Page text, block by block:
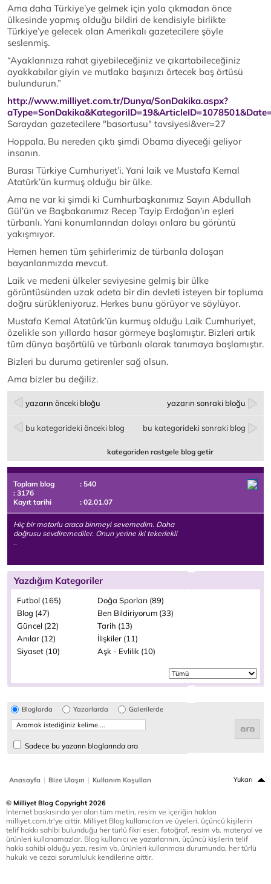
Ama daha Türkiye’ye gelmek için yola çıkmadan önce
ülkesinde yapmış olduğu bildiri de kendisiyle birlikte
Türkiye’ye gelecek olan Amerikalı gazetecilere şöyle
seslenmiş.
“Ayaklarınıza rahat giyebileceğiniz ve çıkartabileceğiniz
ayakkabılar giyin ve mutlaka başınızı örtecek baş örtüsü
bulundurun.”
http://www.milliyet.com.tr/Dunya/SonDakika.aspx?
Saraydan gazetecilere "basortusu" tavsiyesi&ver=27
Hoppala. Bu nereden çıktı şimdi Obama diyeceği geliyor
insanın.
Burası Türkiye Cumhuriyet’i. Yani laik ve Mustafa Kemal
Atatürk’ün kurmuş olduğu bir ülke.
Ama ne var ki şimdi ki Cumhurbaşkanımız Sayın Abdullah
Gül’ün ve Başbakanımız Recep Tayip Erdoğan’ın eşleri
türbanlı. Yani konumlarından dolayı onlara bu görüntü
yakışmıyor.
Hemen hemen tüm şehirlerimiz de türbanla dolaşan
bayanlarımızda mevcut.
Laik ve medeni ülkeler seviyesine gelmiş bir ülke
görüntüsünden uzak adeta bir din devleti isteyen bir topluma
doğru sürükleniyoruz. Herkes bunu görüyor ve söylüyor.
Mustafa Kemal Atatürk’ün kurmuş olduğu Laik Cumhuriyet,
özelikle son yıllarda hasar görmeye başlamıştır. Bizleri artık
tüm dünya başörtülü ve türbanlı olarak tanımaya başlamıştır.
Bizleri bu duruma getirenler sağ olsun.
Ama bizler bu değiliz.
yazarın önceki bloğu yazarın sonraki bloğu
bu kategorideki önceki blog bu kategorideki sonraki blog
kategoriden rastgele blog getir
Toplam blog
: 540
: 3176
Kayıt tarihi
: 02.01.07
Hiç bir motorlu araca binmeyi sevemedim. Daha
doğrusu sevdiremediler. Onun yerine iki tekerlekli
..
Yazdığım Kategoriler
Futbol (165)
Doğa Sporları (89)
Blog (47)
Ben Bildiriyorum (33)
Güncel (22)
Tarih (13)
Anılar (12)
İlişkiler (11)
Siyaset (10)
Aşk - Evlilik (10)
Bloglarda Yazarlarda Galerilerde
Sadece bu yazarın bloglarında ara
Anasayfa | Bize Ulaşın | Kullanım Koşulları Yukarı
© Milliyet Blog Copyright 2026
İnternet baskısında yer alan tüm metin, resim ve içeriğin hakları
milliyet.com.tr'ye aittir. Milliyet Blog kullanıcıları ve üyeleri, üçüncü kişilerin
telif hakkı sahibi bulunduğu her türlü fikri eser, fotoğraf, resim vb. materyal ve
ürünleri kullanamazlar. Blog kullanıcı ve yazarlarının, üçüncü kişilerin telif
hakkı sahibi olduğu yazı, resim vb. ürünleri kullanması durumunda, her türlü
hukuki ve cezai sorumluluk kendilerine aittir.